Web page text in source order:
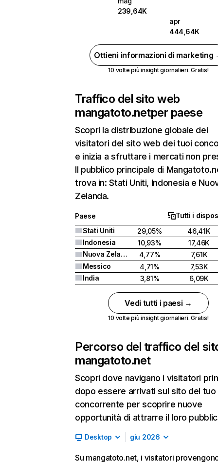
239,64K
apr
444,64K
Ottieni informazioni di marketing
10 volte più insight giornalieri. Gratis!
Traffico del sito web
mangatoto.netper paese
Scopri la distribuzione globale dei
visitatori del sito web dei tuoi
e inizia a sfruttare i mercati non
Il pubblico principale di
trova in: Stati Uniti, Indonesia e
Zelanda.
Paese
Tutti i
Stati Uniti
29,05%
46,41K
Indonesia
10,93%
17,46K
Nuova Zelanda
4,77%
7,61K
Messico
4,71%
7,53K
India
3,81% 6,09K
Vedi tutti i paesi →
10 volte più insight giornalieri. Gratis!
Percorso del traffico del
mangatoto.net
Scopri dove navigano i visitatori
dopo essere arrivati sul sito del tuo
concorrente per scoprire nuove
opportunità di attrarre il loro
Desktop giu 2026
Su mangatoto.net, i visitatori